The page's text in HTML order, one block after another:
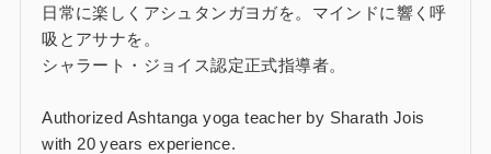
日常に楽しくアシュタンガヨガを。マインドに響く呼
吸とアサナを。
シャラート・ジョイス認定正式指導者。
Authorized Ashtanga yoga teacher by Sharath Jois
with 20 years experience.